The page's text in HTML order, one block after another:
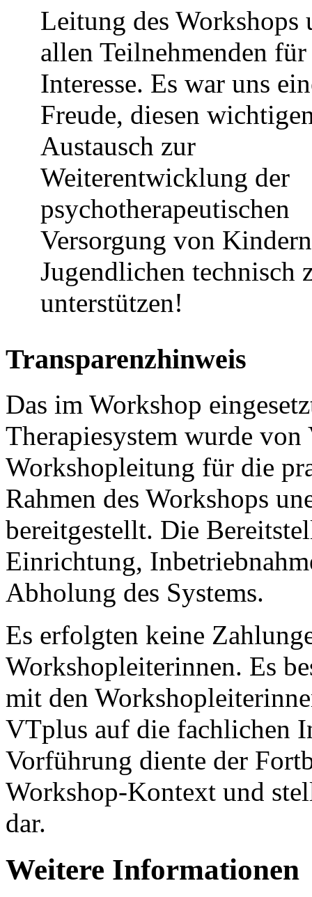
Leitung des Workshops
allen Teilnehmenden für
Interesse. Es war uns
Freude, diesen
Austausch zur
Weiterentwicklung der
psychotherapeutischen
Versorgung von
Jugendlichen technisch
unterstützen!
Transparenzhinweis
Das im Workshop
Therapiesystem wurde
Workshopleitung für die
Rahmen des Workshops
bereitgestellt. Die
Einrichtung,
Abholung des Systems.
Es erfolgten keine
Workshopleiterinnen. Es
mit den
VTplus auf die fachlichen
Vorführung diente der
Workshop-Kontext und
dar.
Weitere Informationen